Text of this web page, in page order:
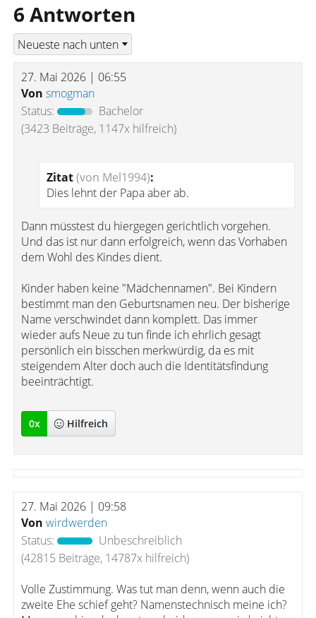
6 Antworten
27. Mai 2026 | 06:55
Von smogman
Status:
Bachelor
(3423 Beiträge, 1147x hilfreich)
Zitat(von Mel1994):
Dies lehnt der Papa aber ab.
Dann müsstest du hiergegen gerichtlich vorgehen.
Und das ist nur dann erfolgreich, wenn das Vorhaben
dem Wohl des Kindes dient.
Kinder haben keine "Mädchennamen". Bei Kindern
bestimmt man den Geburtsnamen neu. Der bisherige
Name verschwindet dann komplett. Das immer
wieder aufs Neue zu tun finde ich ehrlich gesagt
persönlich ein bisschen merkwürdig, da es mit
steigendem Alter doch auch die Identitätsfindung
beeinträchtigt.
0x Hilfreich
27. Mai 2026 | 09:58
Von wirdwerden
Status:
Unbeschreiblich
(42815 Beiträge, 14787x hilfreich)
Volle Zustimmung. Was tut man denn, wenn auch die
zweite Ehe schief geht? Namenstechnisch meine ich?